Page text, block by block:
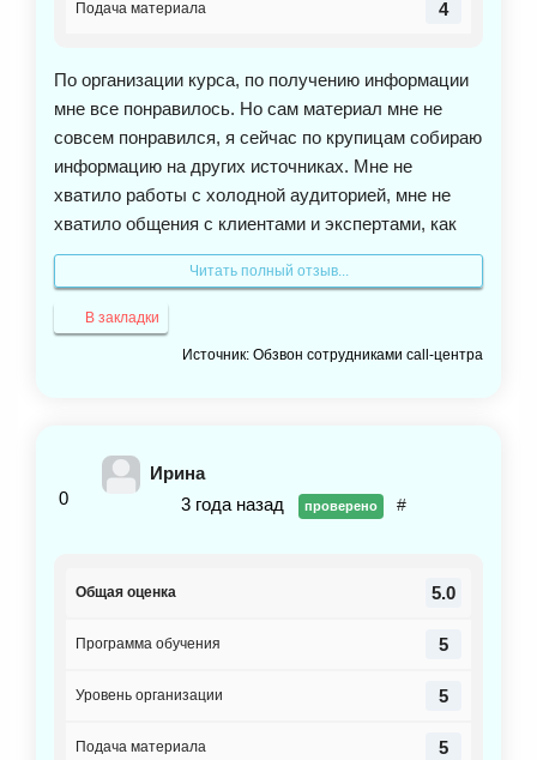
4
Подача материала
По организации курса, по получению информации
мне все понравилось. Но сам материал мне не
совсем понравился, я сейчас по крупицам собираю
информацию на других источниках. Мне не
хватило работы с холодной аудиторией, мне не
хватило общения с клиентами и экспертами, как
лучше и с чего начать диалог. Понятно, что
обучали, как найти эксперта, но как начать диалог
этому не обучили, хотя бы приблизительный
скрипт могли дать. Я понимаю, что сейчас многие
скрипты не работают, но хотя бы можно дать
знаний, потому что я в этой сфере никогда ничего
не знала. На обучении был общий чат с куратором,
где задавались вопросы. Плюс у меня был трекер,
девочка, за что я ей очень благодарна. Курс
есть кто видел какой-то коннект с экспертом. Курс
можно курс сделать чуть дешевле. Анна простым
Читать полный отзыв...
В закладки
Источник: Обзвон сотрудниками call-центра
0
Ирина
3 года назад
проверено #
5.0
Общая оценка
5
Программа обучения
5
Уровень организации
5
Подача материала